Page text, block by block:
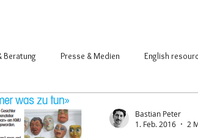
Beratung Presse & Medien English
Larvenmacher & Atelier
Bastian Peter
1. Feb. 2016
2